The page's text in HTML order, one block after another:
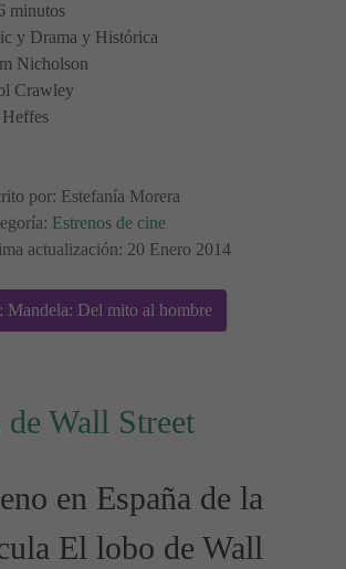
minutos
y Drama y Histórica
Nicholson
Crawley
por: Estefanía Morera
Estrenos de cine
actualización: 20 Enero 2014
Mandela: Del mito al hombre
Wall Street
en España de la
El lobo de Wall